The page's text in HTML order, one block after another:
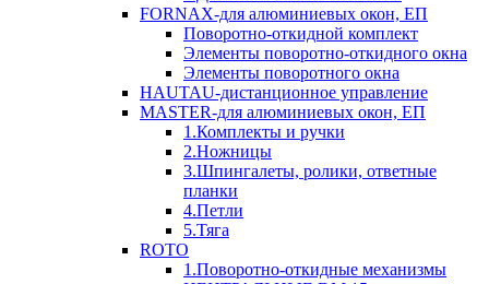
FORNAX-для алюминиевых окон, ЕП
Поворотно-откидной комплект
Элементы поворотно-откидного окна
Элементы поворотного окна
HAUTAU-дистанционное управление
MASTER-для алюминиевых окон, ЕП
1.Комплекты и ручки
2.Ножницы
3.Шпингалеты, ролики, ответные
планки
4.Петли
5.Тяга
ROTO
1.Поворотно-откидные механизмы